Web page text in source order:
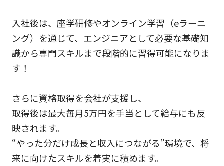
入社後は、座学研修やオンライン学習（eラーニ
ング）を通じて、エンジニアとして必要な基礎知
識から専門スキルまで段階的に習得可能になりま
す！
さらに資格取得を会社が支援し、
取得後は最大毎月5万円を手当として給与にも反
映されます。
“やった分だけ成長と収入につながる”環境で、将
来に向けたスキルを着実に積めます。